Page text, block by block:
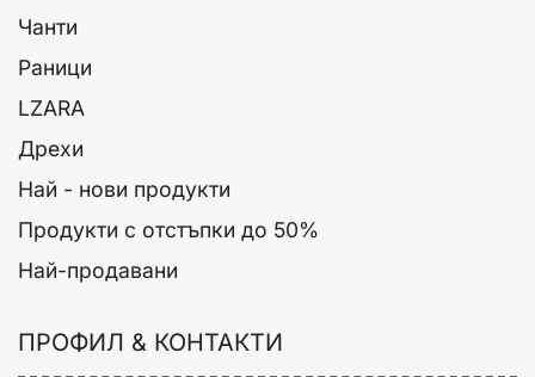
Чанти
Раници
LZARA
Дрехи
Най - нови продукти
Продукти с отстъпки до 50%
Най-продавани
ПРОФИЛ & КОНТАКТИ